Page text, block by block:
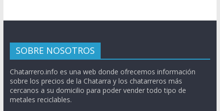
SOBRE NOSOTROS
Chatarrero.info es una web donde ofrecemos información
sobre los precios de la Chatarra y los chatarreros más
cercanos a su domicilio para poder vender todo tipo de
metales reciclables.